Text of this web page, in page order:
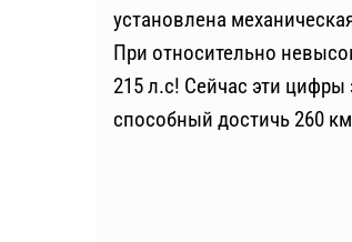
установлена
При относительно
215 л.с! Сейчас эти цифры
способный достичь 260